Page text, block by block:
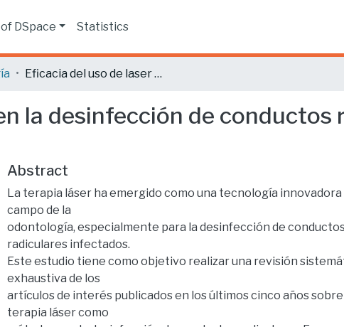
DSpace Statistics
Eficacia del uso de laser en la desinfección de conductos radiculares: Revisión de la literatura.
la desinfección de conductos
Abstract
La terapia láser ha emergido como una tecnología innovadora
campo de la
odontología, especialmente para la desinfección de
radiculares infectados.
Este estudio tiene como objetivo realizar una revisión
exhaustiva de los
artículos de interés publicados en los últimos cinco años sobre
terapia láser como